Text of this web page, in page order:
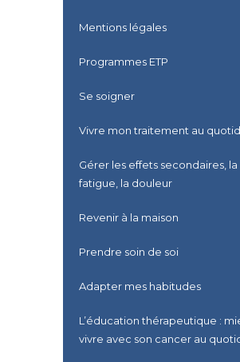
Mentions légales
Programmes ETP
Se soigner
Vivre mon traitement au
Gérer les effets secondaires, la
fatigue, la douleur
Revenir à la maison
Prendre soin de soi
Adapter mes habitudes
L’éducation thérapeutique :
vivre avec son cancer au